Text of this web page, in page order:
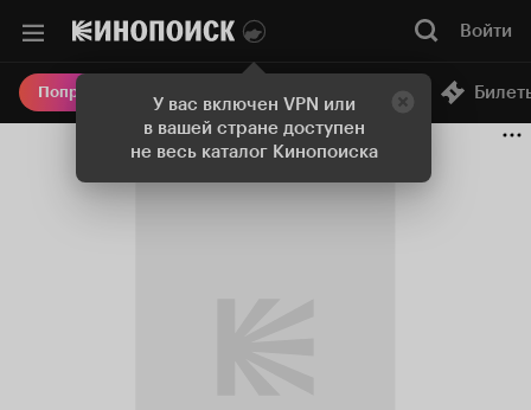
У вас включен VPN или
в вашей стране доступен
не весь каталог Кинопоиска
Войти
Попробовать Плюс Онлайн-кинотеатр